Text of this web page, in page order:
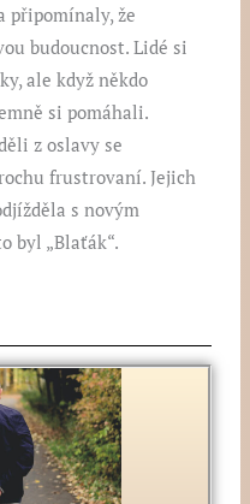
připomínaly, že
budoucnost. Lidé si
ale když někdo
si pomáhali.
z oslavy se
frustrovaní. Jejich
s novým
byl „Blaťák“.